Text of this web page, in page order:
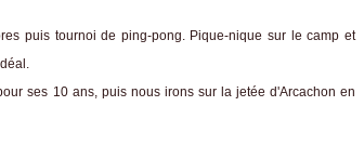
puis tournoi de ping-pong. Pique-nique sur le camp et
ses 10 ans, puis nous irons sur la jetée d'Arcachon en